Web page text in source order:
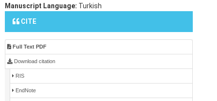
Manuscript Language: Turkish
CITE
Full Text PDF
Download citation
RIS
EndNote